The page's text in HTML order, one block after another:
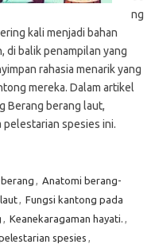
ng
kali menjadi bahan
di balik penampilan yang
rahasia menarik yang
mereka. Dalam artikel
Berang berang laut,
spesies ini.
, Anatomi berang-
, Fungsi kantong pada
, Keanekaragaman hayati. ,
spesies ,